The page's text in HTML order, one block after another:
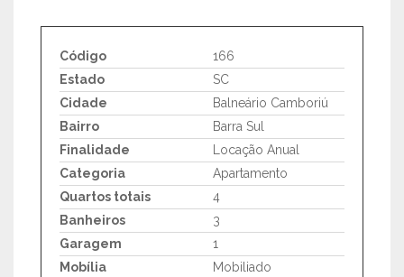
Código
166
Estado
SC
Cidade
Balneário Camboriú
Bairro
Barra Sul
Finalidade
Locação Anual
Categoria
Apartamento
Quartos totais
4
Banheiros
3
Garagem
1
Mobília
Mobiliado